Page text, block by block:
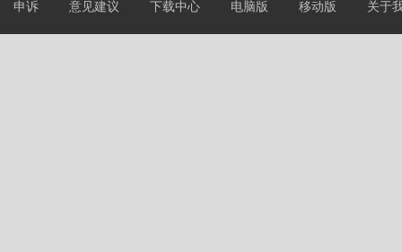
申诉 意见建议 下载中心 电脑版 移动版 关于